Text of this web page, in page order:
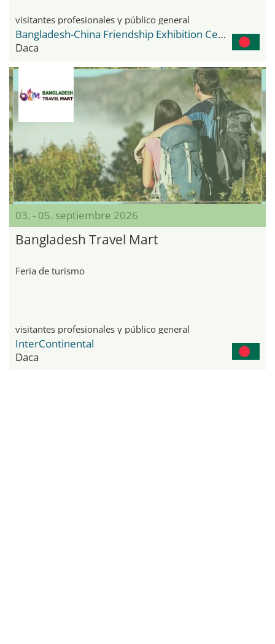
visitantes profesionales y público general
Bangladesh-China Friendship Exhibition Center
Daca
03. - 05. septiembre 2026
Bangladesh Travel Mart
Feria de turismo
visitantes profesionales y público general
InterContinental
Daca